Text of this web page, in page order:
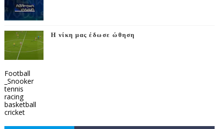
Η νίκη μας έδωσε ώθηση
Football
_Snooker
tennis
racing
basketball
cricket